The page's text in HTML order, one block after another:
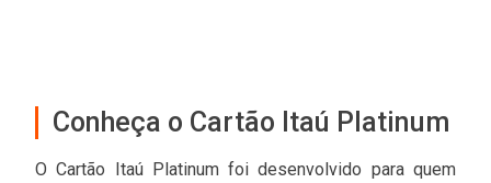
Conheça o Cartão Itaú Platinum
O Cartão Itaú Platinum foi desenvolvido para quem